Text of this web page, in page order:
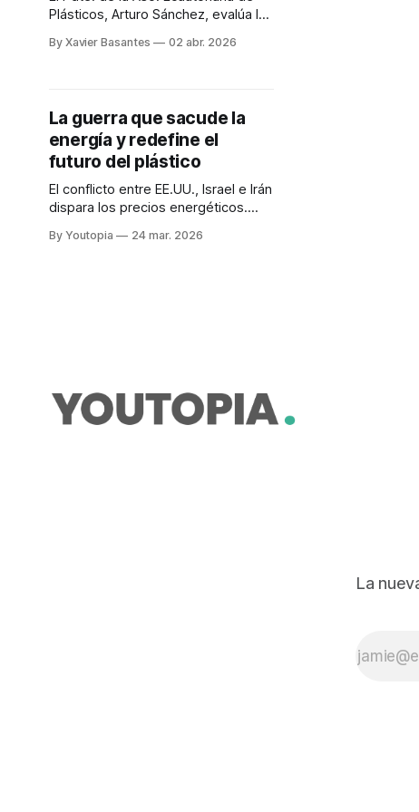
Plásticos, Arturo Sánchez, evalúa los
Israel e Irán, en el suministro de
By Xavier Basantes 02 abr. 2026
La guerra que sacude la
energía y redefine el
futuro del plástico
El conflicto entre EE.UU., Israel e Irán
dispara los precios energéticos.
plástico y abre oportunidades para
By Youtopia 24 mar. 2026
La